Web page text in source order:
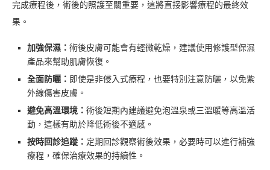
完成療程後，術後的照護至關重要，這將直接影響療程的最終效
果。
加強保濕： 術後皮膚可能會有輕微乾燥，建議使用修護型保濕
產品來幫助肌膚恢復。
全面防曬： 即使是非侵入式療程，也要特別注意防曬，以免紫
外線傷害皮膚。
避免高溫環境： 術後短期內建議避免泡溫泉或三溫暖等高溫活
動，這樣有助於降低術後不適感。
按時回診追蹤： 定期回診觀察術後效果，必要時可以進行補強
療程，確保治療效果的持續性。